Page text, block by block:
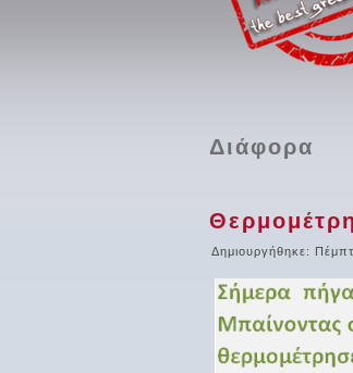
Διάφορα
Δημιουργήθηκε: